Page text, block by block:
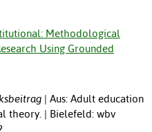
Methodological
Using Grounded
Aus: Adult education
theory. | Bielefeld: wbv